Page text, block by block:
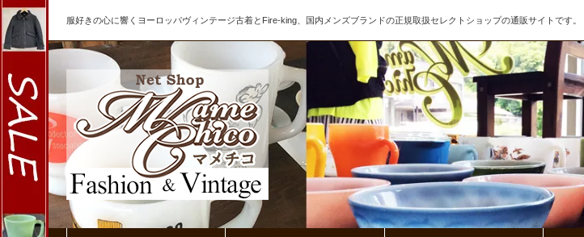
服好きの心に響くヨーロッパヴィンテージ古着とFire-king、国内メンズブランドの正規取扱セレクトショップの通販サイトです。